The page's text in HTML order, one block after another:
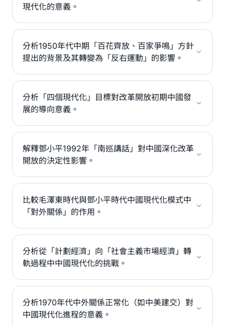
現代化的意義。
分析1950年代中期「百花齊放、百家爭鳴」方針
提出的背景及其轉變為「反右運動」的影響。
分析「四個現代化」目標對改革開放初期中國發
展的導向意義。
解釋鄧小平1992年「南巡講話」對中國深化改革
開放的決定性影響。
比較毛澤東時代與鄧小平時代中國現代化模式中
「對外關係」的作用。
分析從「計劃經濟」向「社會主義市場經濟」轉
軌過程中中國現代化的挑戰。
分析1970年代中外關係正常化（如中美建交）對
中國現代化進程的意義。